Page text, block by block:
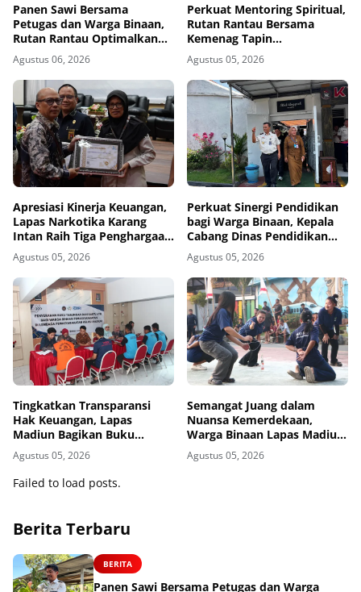
Panen Sawi Bersama
Petugas dan Warga Binaan,
Rutan Rantau Optimalkan
Lahan SAE untuk Pembinaan
Kemandirian
Agustus 06, 2026
Perkuat Mentoring Spiritual,
Rutan Rantau Bersama
Kemenag Tapin
Selenggarakan Kegiatan
Tausyiah
Agustus 05, 2026
Apresiasi Kinerja Keuangan,
Lapas Narkotika Karang
Intan Raih Tiga Penghargaan
dari KPPN Banjarmasin
Agustus 05, 2026
Perkuat Sinergi Pendidikan
bagi Warga Binaan, Kepala
Cabang Dinas Pendidikan
Wilayah Madiun Kunjungi
Lapas Madiun
Agustus 05, 2026
Tingkatkan Transparansi
Hak Keuangan, Lapas
Madiun Bagikan Buku
Tabungan dan ATM BRI
kepada Warga Binaan
Agustus 05, 2026
Semangat Juang dalam
Nuansa Kemerdekaan,
Warga Binaan Lapas Madiun
Adu Kekompakan dalam
Lomba Estafet Tepung dan
Agustus 05, 2026
Failed to load posts.
Berita Terbaru
BERITA
Panen Sawi Bersama Petugas dan Warga